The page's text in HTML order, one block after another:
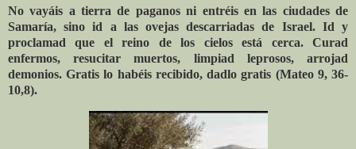
No vayáis a tierra de paganos ni entréis en las ciudades de
Samaría, sino id a las ovejas descarriadas de Israel. Id y
proclamad que el reino de los cielos está cerca. Curad
enfermos, resucitar muertos, limpiad leprosos, arrojad
demonios. Gratis lo habéis recibido, dadlo gratis (Mateo 9, 36-
10,8).